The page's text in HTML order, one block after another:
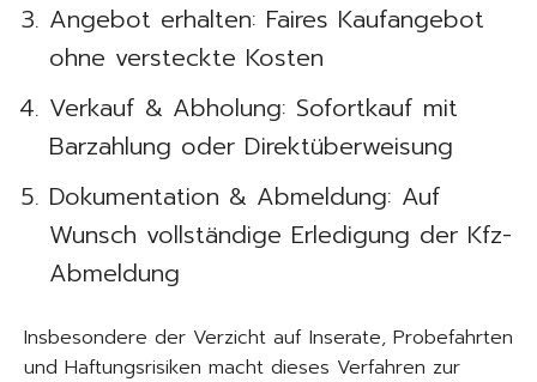
Angebot erhalten: Faires Kaufangebot
ohne versteckte Kosten
Verkauf & Abholung: Sofortkauf mit
Barzahlung oder Direktüberweisung
Dokumentation & Abmeldung: Auf
Wunsch vollständige Erledigung der Kfz-
Abmeldung
Insbesondere der Verzicht auf Inserate, Probefahrten
und Haftungsrisiken macht dieses Verfahren zur